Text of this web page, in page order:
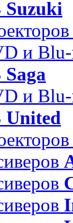
Suzuki
и
Saga
и
United